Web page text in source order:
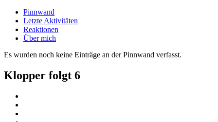
Pinnwand
Letzte Aktivitäten
Reaktionen
Über mich
Es wurden noch keine Einträge an der Pinnwand verfasst.
Klopper folgt 6